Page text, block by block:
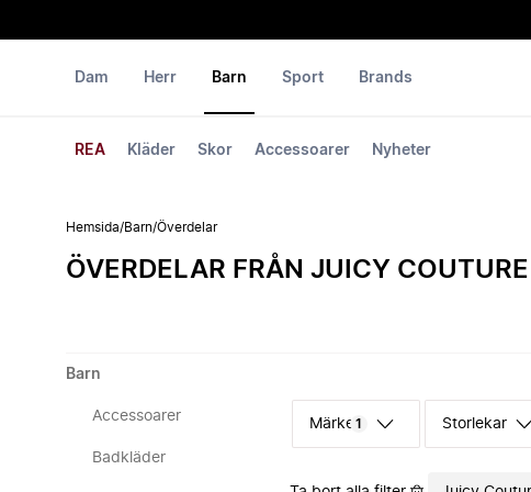
Dam Herr Barn
REA Kläder Skor Accessoarer Nyheter
Sport Brands
Hemsida/Barn/Överdelar
ÖVERDELAR FRÅN JUICY COUTURE
Barn
Accessoarer
Badkläder
Märke 1 Storlekar